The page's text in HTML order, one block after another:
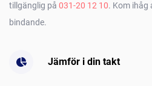
tillgänglig på 031-20 12 10. Kom
bindande.
Jämför i din takt